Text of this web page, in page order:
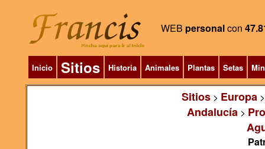
WEB personalcon
Inicio Sitios Historia Animales Plantas Setas
Sitios> Europa
Andalucía>